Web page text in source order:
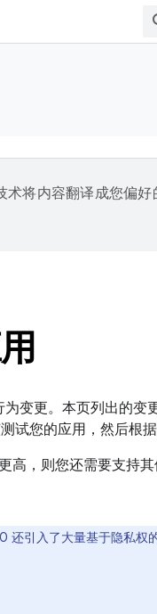
将内容翻译成您偏好
变更。本页列出的变
试您的应用，然后根
高，则您还需要支持
引入了大量基于隐私权